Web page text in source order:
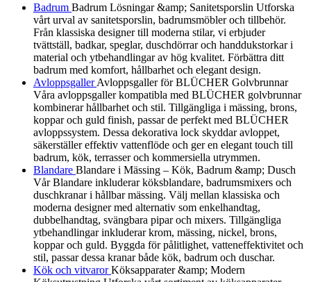
Badrum Badrum Lösningar &amp; Sanitetsporslin Utforska
vårt urval av sanitetsporslin, badrumsmöbler och tillbehör.
Från klassiska designer till moderna stilar, vi erbjuder
tvättställ, badkar, speglar, duschdörrar och handdukstorkar i
material och ytbehandlingar av hög kvalitet. Förbättra ditt
badrum med komfort, hållbarhet och elegant design.
AvloppsgallerAvloppsgaller för BLÜCHER Golvbrunnar
Våra avloppsgaller kompatibla med BLÜCHER golvbrunnar
kombinerar hållbarhet och stil. Tillgängliga i mässing, brons,
koppar och guld finish, passar de perfekt med BLÜCHER
avloppssystem. Dessa dekorativa lock skyddar avloppet,
säkerställer effektiv vattenflöde och ger en elegant touch till
badrum, kök, terrasser och kommersiella utrymmen.
Blandare Blandare i Mässing – Kök, Badrum &amp; Dusch
Vår Blandare inkluderar köksblandare, badrumsmixers och
duschkranar i hållbar mässing. Välj mellan klassiska och
moderna designer med alternativ som enkelhandtag,
dubbelhandtag, svängbara pipar och mixers. Tillgängliga
ytbehandlingar inkluderar krom, mässing, nickel, brons,
koppar och guld. Byggda för pålitlighet, vatteneffektivitet och
stil, passar dessa kranar både kök, badrum och duschar.
Kök och vitvarorKöksapparater &amp; Modern